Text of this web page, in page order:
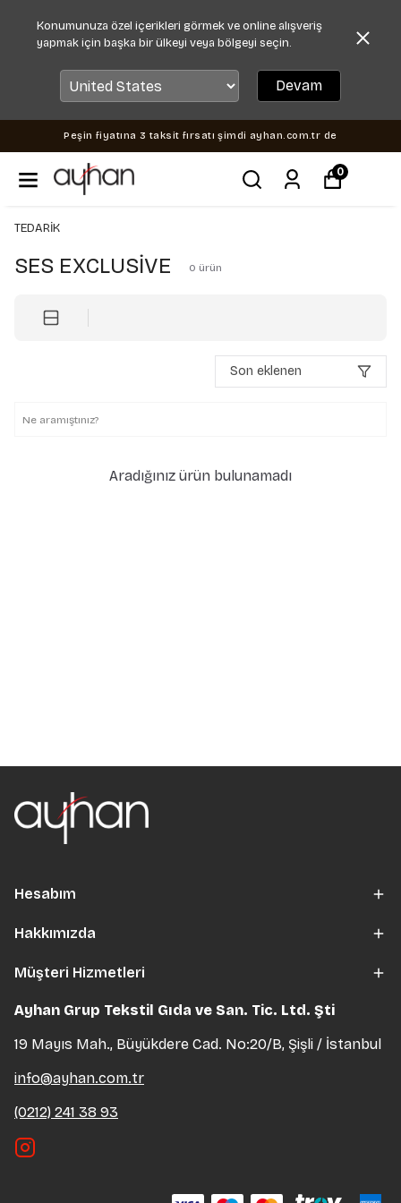
Konumunuza özel içerikleri görmek ve online alışveriş
yapmak için başka bir ülkeyi veya bölgeyi seçin.
Devam
Peşin fiyatına 3 taksit fırsatı şimdi ayhan.com.tr de
0
TEDARİK
SES EXCLUSİVE 0 ürün
Son eklenen
Aradığınız ürün bulunamadı
Hesabım
Hakkımızda
Müşteri Hizmetleri
Ayhan Grup Tekstil Gıda ve San. Tic. Ltd. Şti
19 Mayıs Mah., Büyükdere Cad. No:20/B, Şişli / İstanbul
info@ayhan.com.tr
(0212) 241 38 93